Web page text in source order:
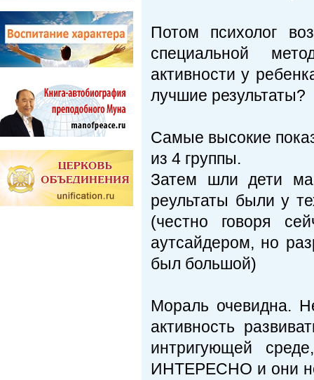
Потом психолог
специальной
активности у
лучшие результаты?
Самые высокие
из 4 группы.
Затем шли дети
реультаты были у
(честно говоря
аутсайдером, но
был большой)
Мораль очевидна.
активность
интригующей
ИНТЕРЕСНО и они не